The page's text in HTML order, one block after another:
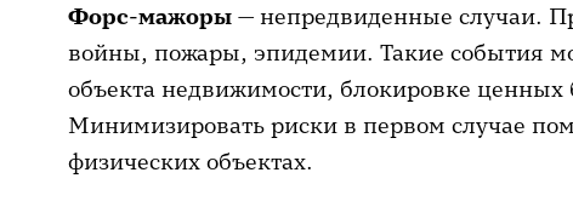
Форс-мажоры — непредвиденные случаи.
войны, пожары, эпидемии. Такие события
объекта недвижимости, блокировке ценных
Минимизировать риски в первом случае
физических объектах.